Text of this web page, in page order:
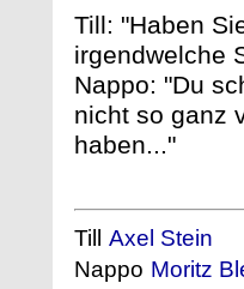
Till: "Haben
irgendwelche
Nappo: "Du
nicht so ganz
haben..."
Till Axel Stein
Nappo Moritz